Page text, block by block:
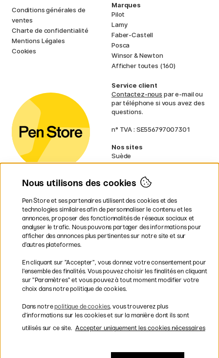
Conditions générales de
ventes
Charte de confidentialité
Mentions Légales
Cookies
Marques
Pilot
Lamy
Faber-Castell
Posca
Winsor & Newton
Afficher toutes (160)
Service client
Contactez-nous par e-mail ou
par téléphone si vous avez des
questions.
n° TVA : SE556797007301
Nos sites
Suède
Norvège
Finlande
Irlande
Pays-Bas
Royaume-Uni
UE
volumineux.
Les modes de paiement
Nous utilisons des cookies
Pen Store et ses partenaires utilisent des cookies et des
technologies similaires afin de personnaliser le contenu et les
annonces, proposer des fonctionnalités de réseaux sociaux et
analyser le trafic. Nous pouvons partager des informations pour
afficher des annonces plus pertinentes sur notre site et sur
d’autres plateformes.
En cliquant sur ”Accepter”, vous donnez votre consentement pour
l’ensemble des finalités. Vous pouvez choisir les finalités en cliquant
sur ”Paramètres” et vous pouvez à tout moment modifier votre
choix dans notre politique de cookies.
Dans notre politique de cookies, vous trouverez plus
d’informations sur les cookies et sur la manière dont ils sont
utilisés sur ce site. Accepter uniquement les cookies nécessaires